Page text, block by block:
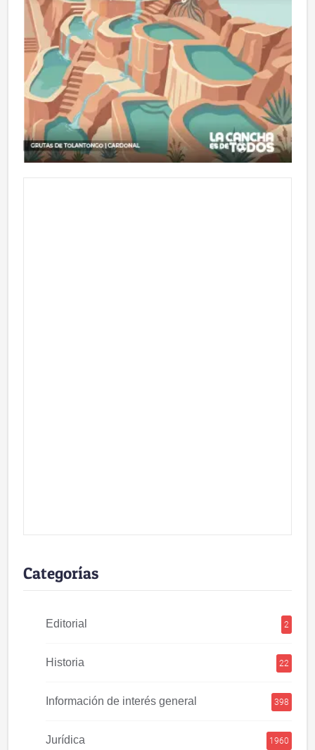
Categorías
Editorial 2
Historia 22
Información de interés general 398
Jurídica 1960